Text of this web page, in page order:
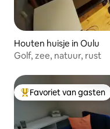
Houten huisje in Oulu
Golf, zee, natuur, rust
Topfavoriet van gasten
Favoriet van gasten